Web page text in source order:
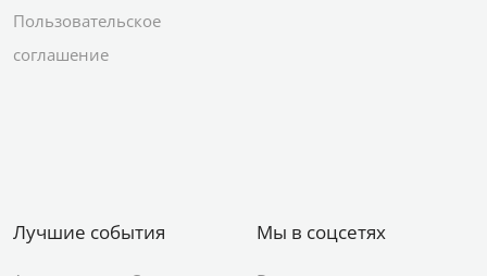
Пользовательское
соглашение
Лучшие события Мы в соцсетях